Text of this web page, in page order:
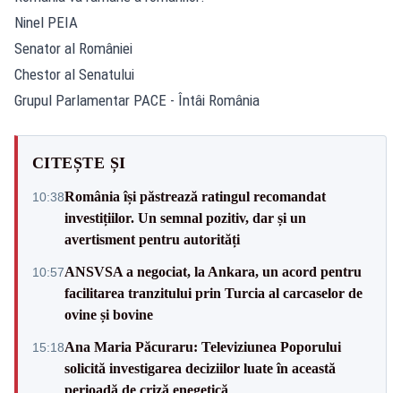
Ninel PEIA
Senator al României
Chestor al Senatului
Grupul Parlamentar PACE - Întâi România
CITEȘTE ȘI
10:38România își păstrează ratingul recomandat
investițiilor. Un semnal pozitiv, dar și un
avertisment pentru autorități
10:57ANSVSA a negociat, la Ankara, un acord pentru
facilitarea tranzitului prin Turcia al carcaselor de
ovine și bovine
15:18Ana Maria Păcuraru: Televiziunea Poporului
solicită investigarea deciziilor luate în această
perioadă de criză enegetică